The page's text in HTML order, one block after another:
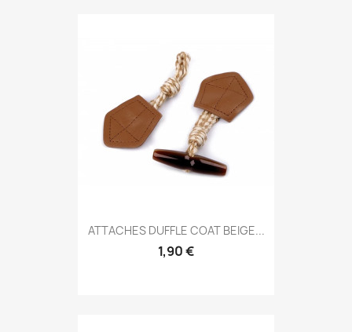
ATTACHES DUFFLE COAT BEIGE...
1,90 €